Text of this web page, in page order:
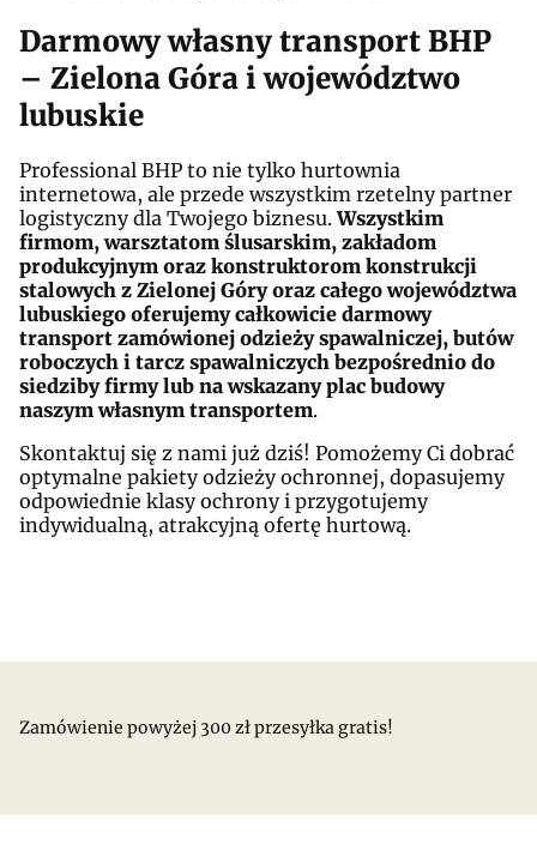
Darmowy własny transport BHP
– Zielona Góra i województwo
lubuskie
Professional BHP to nie tylko hurtownia
internetowa, ale przede wszystkim rzetelny partner
logistyczny dla Twojego biznesu.Wszystkim
firmom, warsztatom ślusarskim, zakładom
produkcyjnym oraz konstruktorom konstrukcji
stalowych z Zielonej Góry oraz całego województwa
lubuskiego oferujemy całkowicie darmowy
transport zamówionej odzieży spawalniczej, butów
roboczych i tarcz spawalniczych bezpośrednio do
siedziby firmy lub na wskazany plac budowy
naszym własnym transportem.
Skontaktuj się z nami już dziś! Pomożemy Ci dobrać
optymalne pakiety odzieży ochronnej, dopasujemy
odpowiednie klasy ochrony i przygotujemy
indywidualną, atrakcyjną ofertę hurtową.
Zamówienie powyżej 300 zł przesyłka gratis!